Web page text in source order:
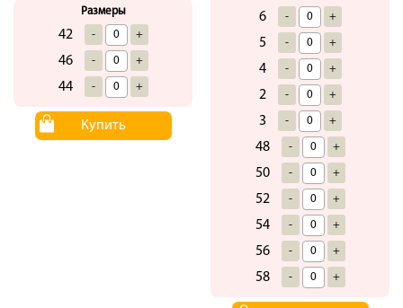
Размеры
42 - +
46 - +
44 - +
Купить
6 - +
5 - +
4 - +
2 - +
3 - +
48 - +
50 - +
52 - +
54 - +
56 - +
58 - +